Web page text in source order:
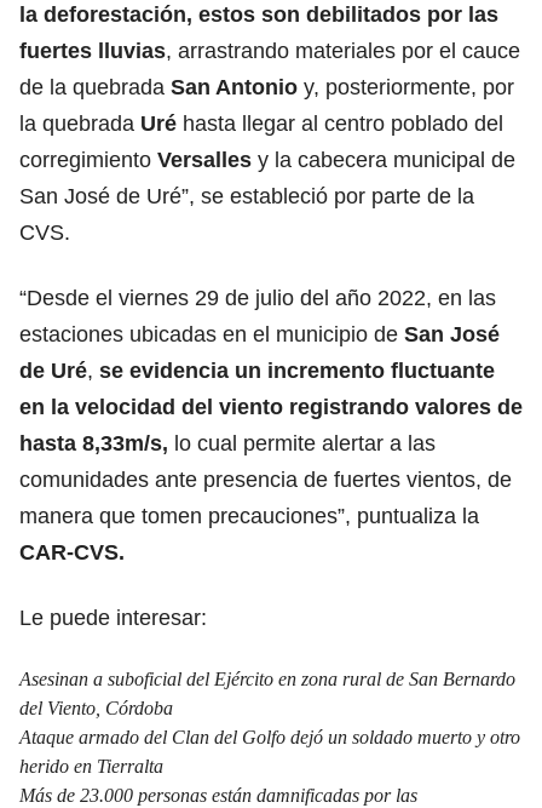
la deforestación, estos son debilitados por las
fuertes lluvias, arrastrando materiales por el cauce
de la quebrada San Antonio y, posteriormente, por
la quebrada Uré hasta llegar al centro poblado del
corregimiento Versalles y la cabecera municipal de
San José de Uré”, se estableció por parte de la
CVS.
“Desde el viernes 29 de julio del año 2022, en las
estaciones ubicadas en el municipio de San José
de Uré, se evidencia un incremento fluctuante
en la velocidad del viento registrando valores de
hasta 8,33m/s, lo cual permite alertar a las
comunidades ante presencia de fuertes vientos, de
manera que tomen precauciones”, puntualiza la
CAR-CVS.
Le puede interesar:
Asesinan a suboficial del Ejército en zona rural de San Bernardo
del Viento, Córdoba
Ataque armado del Clan del Golfo dejó un soldado muerto y otro
herido en Tierralta
Más de 23.000 personas están damnificadas por las